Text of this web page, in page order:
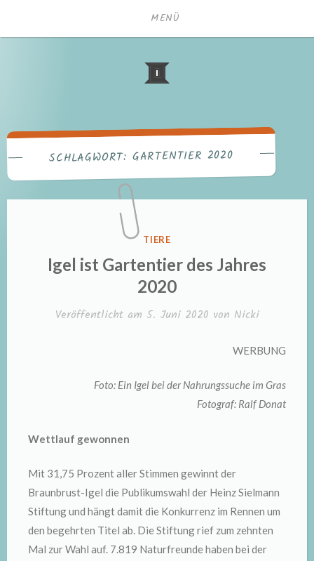
MENÜ
SCHLAGWORT: GARTENTIER 2020
VERÖFFENTLICHT
TIERE
Igel ist Gartentier des Jahres
2020
Veröffentlicht am 5. Juni 2020 von Nicki
WERBUNG
Foto: Ein Igel bei der Nahrungssuche im Gras
Fotograf: Ralf Donat
Wettlauf gewonnen
Mit 31,75 Prozent aller Stimmen gewinnt der
Braunbrust-Igel die Publikumswahl der Heinz Sielmann
Stiftung und hängt damit die Konkurrenz im Rennen um
den begehrten Titel ab. Die Stiftung rief zum zehnten
Mal zur Wahl auf. 7.819 Naturfreunde haben bei der